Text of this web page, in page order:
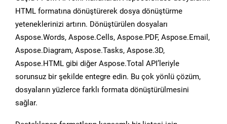
HTML formatına dönüştürerek dosya dönüştürme
yeteneklerinizi artırın. Dönüştürülen dosyaları
Aspose.Words, Aspose.Cells, Aspose.PDF, Aspose.Email,
Aspose.Diagram, Aspose.Tasks, Aspose.3D,
Aspose.HTML gibi diğer Aspose.Total API’leriyle
sorunsuz bir şekilde entegre edin. Bu çok yönlü çözüm,
dosyaların yüzlerce farklı formata dönüştürülmesini
sağlar.